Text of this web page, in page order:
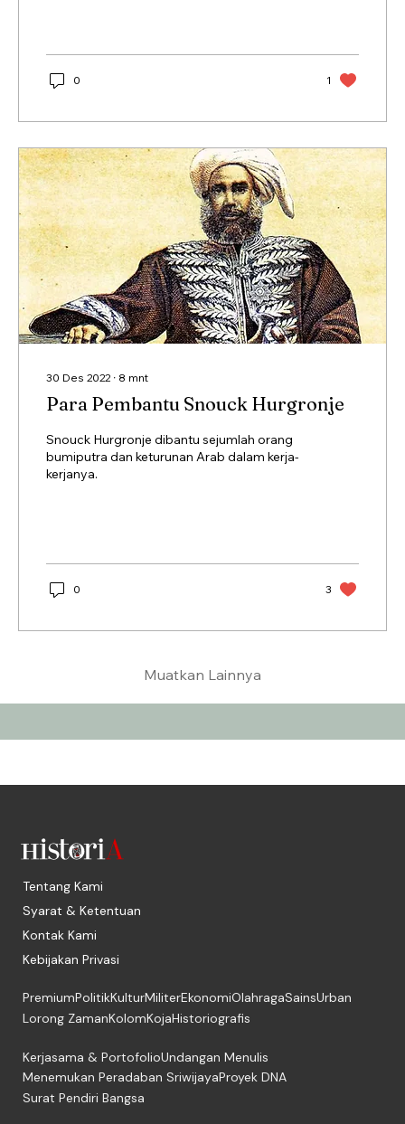
0 1
30 Des 2022 ∙ 8 mnt
Para Pembantu Snouck Hurgronje
Snouck Hurgronje dibantu sejumlah orang
bumiputra dan keturunan Arab dalam kerja-
kerjanya.
0 3
Muatkan Lainnya
Tentang Kami
Syarat & Ketentuan
Kontak Kami
Kebijakan Privasi
PremiumPolitikKulturMiliterEkonomiOlahragaSainsUrban
Lorong ZamanKolomKojaHistoriografis
Kerjasama & PortofolioUndangan Menulis
Menemukan Peradaban SriwijayaProyek DNA
Surat Pendiri Bangsa